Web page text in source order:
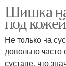
Шишка на
под
Не только на
довольно часто
суставе, что